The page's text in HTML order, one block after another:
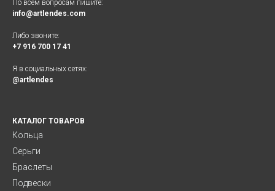
По всем вопросам пишите:
info@artlendes.com
Либо звоните:
+7 916 700 17 41
Я в социальных сетях:
@artlendes
КАТАЛОГ ТОВАРОВ
Кольца
Серьги
Браслеты
Подвески